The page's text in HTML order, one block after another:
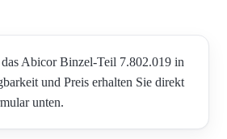
Abicor Binzel-Teil 7.802.019 in
und Preis erhalten Sie direkt
unten.